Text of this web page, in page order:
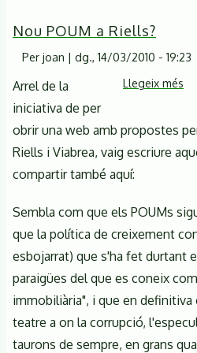
Nou POUM a Riells?
Per joan | dg., 14/03/2010 - 19:23
Llegeix més
Arrel de la
iniciativa de per
obrir una web amb propostes
Riells i Viabrea, vaig escriure
compartir també aquí:
Sembla com que els POUMs
que la política de creixement
esbojarrat) que s'ha fet durtant
paraigües del que es coneix
immobiliària", i que en definitiva
teatre a on la corrupció,
taurons de sempre, en grans